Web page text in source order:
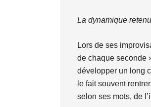
La dynamique
Lors de ses
de chaque seconde
développer un long
le fait souvent
selon ses mots, de